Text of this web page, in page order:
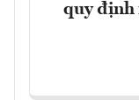
quy định